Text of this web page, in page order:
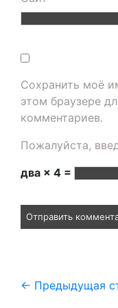
Сохранить моё
этом браузере
комментариев.
Пожалуйста,
два × 4 =
← Предыдущая